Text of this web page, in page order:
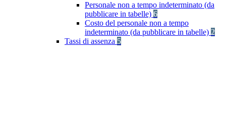
Personale non a tempo indeterminato (da
pubblicare in tabelle) 6
Costo del personale non a tempo
indeterminato (da pubblicare in tabelle) 2
Tassi di assenza 5